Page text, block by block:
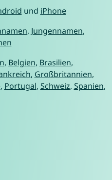
und iPhone
, Jungennamen,
, Belgien, Brasilien,
, Großbritannien,
, Portugal, Schweiz, Spanien,